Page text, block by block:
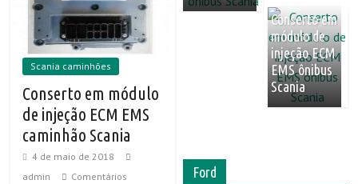
Scania caminhões
Conserto em módulo
de injeção ECM EMS
caminhão Scania
4 de maio de 2018
admin
Comentários
Conserto em
módulo de
injeção ECM
EMS ônibus
Scania
Ford